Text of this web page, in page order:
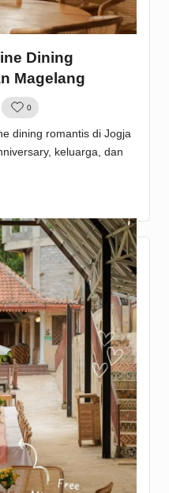
Dining
Magelang
0
dining romantis di Jogja
keluarga, dan